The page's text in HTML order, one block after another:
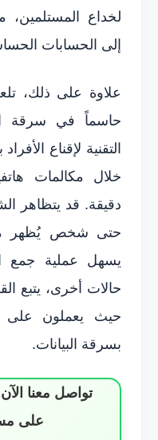
لخداع المستلمين،
إلى الحسابات
علاوة على ذلك،
حاسماً في سرقة
التقنية لإقناع
خلال مكالمات
دقيقة. قد يتظاهر
حتى شخص يُظهر
يسهل عملية جمع
حالات أخرى، يتبع
حيث يعملون على
بسرقة البيانات.
تواصل معنا
على